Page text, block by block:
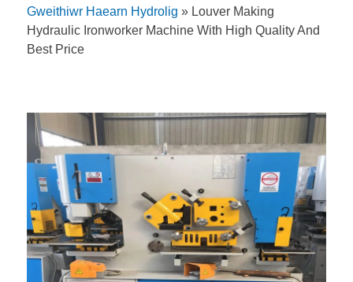
Gweithiwr Haearn Hydrolig » Louver Making
Hydraulic Ironworker Machine With High Quality And
Best Price